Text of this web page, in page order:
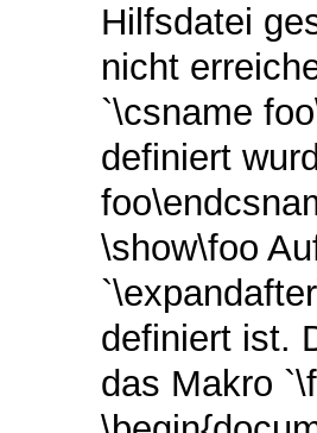
Hilfsdatei
nicht
`\csname
definiert
\show\foo
definiert ist.
das Makro